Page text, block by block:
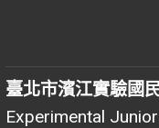
臺北市濱江實驗國
Experimental